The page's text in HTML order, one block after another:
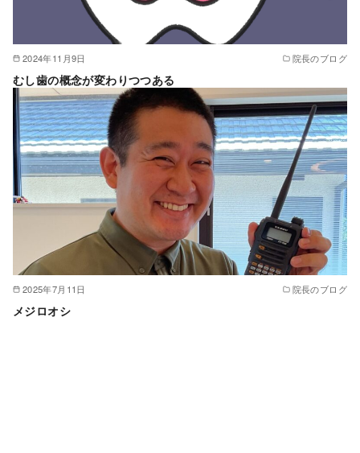
2024年11月9日 院長のブログ
むし歯の概念が変わりつつある
2025年7月11日 院長のブログ
メジロオシ